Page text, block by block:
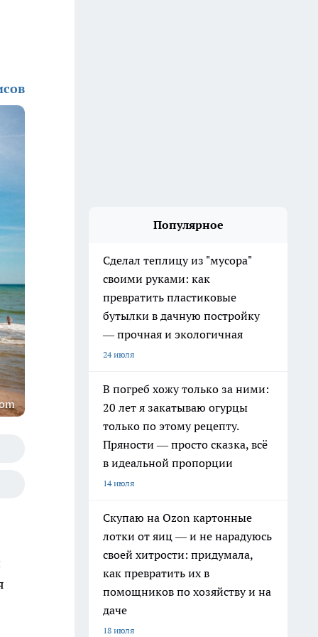
Популярное
Сделал теплицу из "мусора"
своими руками: как
превратить пластиковые
бутылки в дачную постройку
— прочная и экологичная
24 июля
В погреб хожу только за ними:
20 лет я закатываю огурцы
только по этому рецепту.
Пряности — просто сказка, всё
в идеальной пропорции
14 июля
Скупаю на Ozon картонные
лотки от яиц — и не нарадуюсь
своей хитрости: придумала,
как превратить их в
помощников по хозяйству и на
даче
18 июля